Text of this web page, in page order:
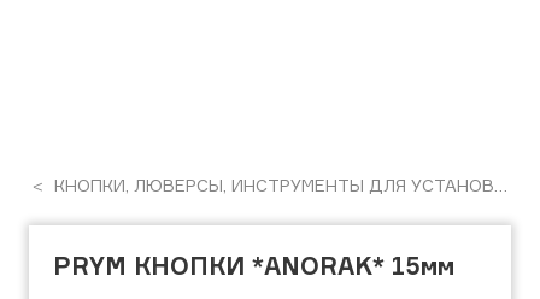
КНОПКИ, ЛЮВЕРСЫ, ИНСТРУМЕНТЫ ДЛЯ УСТАНОВКИ
PRYM КНОПКИ *ANORAK* 15мм